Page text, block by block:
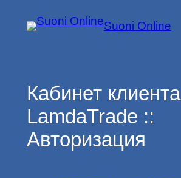
Suoni Online
Кабинет клиента
LamdaTrade ::
Авторизация